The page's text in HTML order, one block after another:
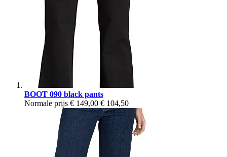
BOOT 090 black pants
Normale prijs € 149,00 € 104,50